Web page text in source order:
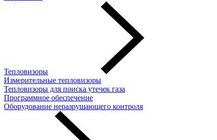
Тепловизоры
Измерительные тепловизоры
Тепловизоры для поиска утечек газа
Программное обеспечение
Оборудование неразрушающего контроля